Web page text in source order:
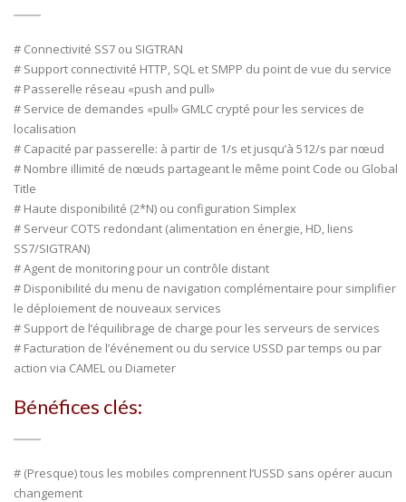
# Connectivité SS7 ou SIGTRAN
# Support connectivité HTTP, SQL et SMPP du point de vue du service
# Passerelle réseau «push and pull»
# Service de demandes «pull» GMLC crypté pour les services de
localisation
# Capacité par passerelle: à partir de 1/s et jusqu’à 512/s par nœud
# Nombre illimité de nœuds partageant le même point Code ou Global
Title
# Haute disponibilité (2*N) ou configuration Simplex
# Serveur COTS redondant (alimentation en énergie, HD, liens
SS7/SIGTRAN)
# Agent de monitoring pour un contrôle distant
# Disponibilité du menu de navigation complémentaire pour simplifier
le déploiement de nouveaux services
# Support de l’équilibrage de charge pour les serveurs de services
# Facturation de l’événement ou du service USSD par temps ou par
action via CAMEL ou Diameter
Bénéfices clés:
# (Presque) tous les mobiles comprennent l’USSD sans opérer aucun
changement